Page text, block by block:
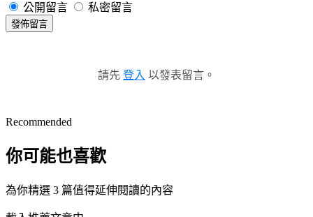
公開留言 私密留言
發佈留言
請先 登入 以發表留言。
Recommended
你可能也喜歡
為你精選 3 篇值得延伸閱讀的內容